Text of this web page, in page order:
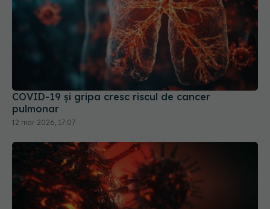
COVID-19 și gripa cresc riscul de cancer
pulmonar